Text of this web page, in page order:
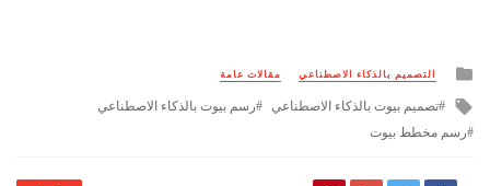
Posted
التصميم بالذكاء الاصطناعي مقالات عامة
Tagged
تصميم بيوت بالذكاء الاصطناعي
رسم بيوت بالذكاء الاصطناعي
رسم مخطط بيوت